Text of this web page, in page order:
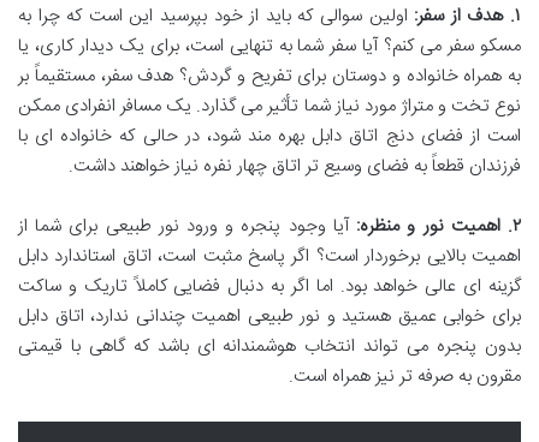
۱. هدف از سفر:
اولین سوالی که باید از خود بپرسید این است که چرا به
مسکو سفر می کنم؟ آیا سفر شما به تنهایی است، برای یک دیدار کاری، یا
به همراه خانواده و دوستان برای تفریح و گردش؟ هدف سفر، مستقیماً بر
نوع تخت و متراژ مورد نیاز شما تأثیر می گذارد. یک مسافر انفرادی ممکن
است از فضای دنج اتاق دابل بهره مند شود، در حالی که خانواده ای با
فرزندان قطعاً به فضای وسیع تر اتاق چهار نفره نیاز خواهند داشت.
۲. اهمیت نور و منظره:
آیا وجود پنجره و ورود نور طبیعی برای شما از
اهمیت بالایی برخوردار است؟ اگر پاسخ مثبت است، اتاق استاندارد دابل
گزینه ای عالی خواهد بود. اما اگر به دنبال فضایی کاملاً تاریک و ساکت
برای خوابی عمیق هستید و نور طبیعی اهمیت چندانی ندارد، اتاق دابل
بدون پنجره می تواند انتخاب هوشمندانه ای باشد که گاهی با قیمتی
مقرون به صرفه تر نیز همراه است.